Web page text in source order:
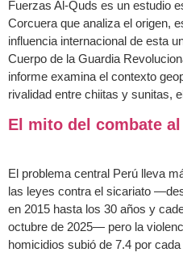
Fuerzas Al-Quds es un estudio
Corcuera que analiza el origen,
influencia internacional de esta
Cuerpo de la Guardia
informe examina el contexto
rivalidad entre chiitas y sunitas,
El mito del combate
El problema central Perú lleva
las leyes contra el sicariato
en 2015 hasta los 30 años y
octubre de 2025— pero la
homicidios subió de 7.4 por